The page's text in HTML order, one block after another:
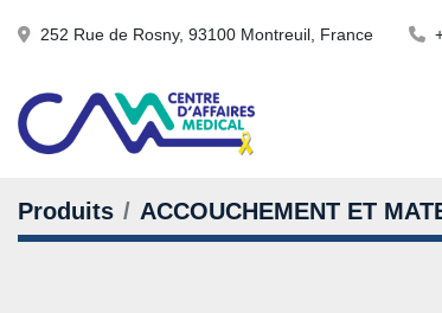
252 Rue de Rosny, 93100 Montreuil, France
Produits ACCOUCHEMENT ET